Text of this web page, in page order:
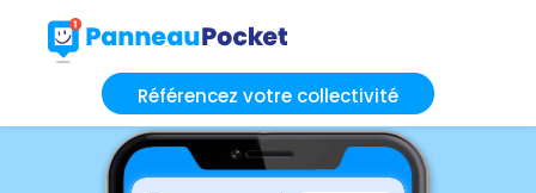
Référencez votre collectivité